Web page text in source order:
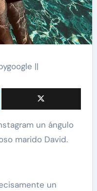
||
marido David.
un